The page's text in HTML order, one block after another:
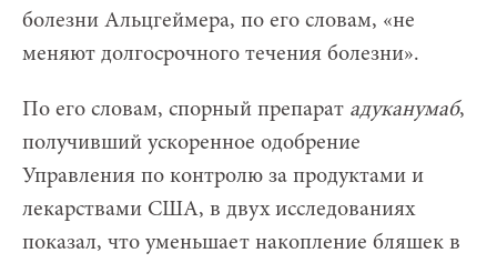
болезни Альцгеймера, по его словам, «не
меняют долгосрочного течения болезни».
По его словам, спорный препарат адуканумаб,
получивший ускоренное одобрение
Управления по контролю за продуктами и
лекарствами США, в двух исследованиях
показал, что уменьшает накопление бляшек в